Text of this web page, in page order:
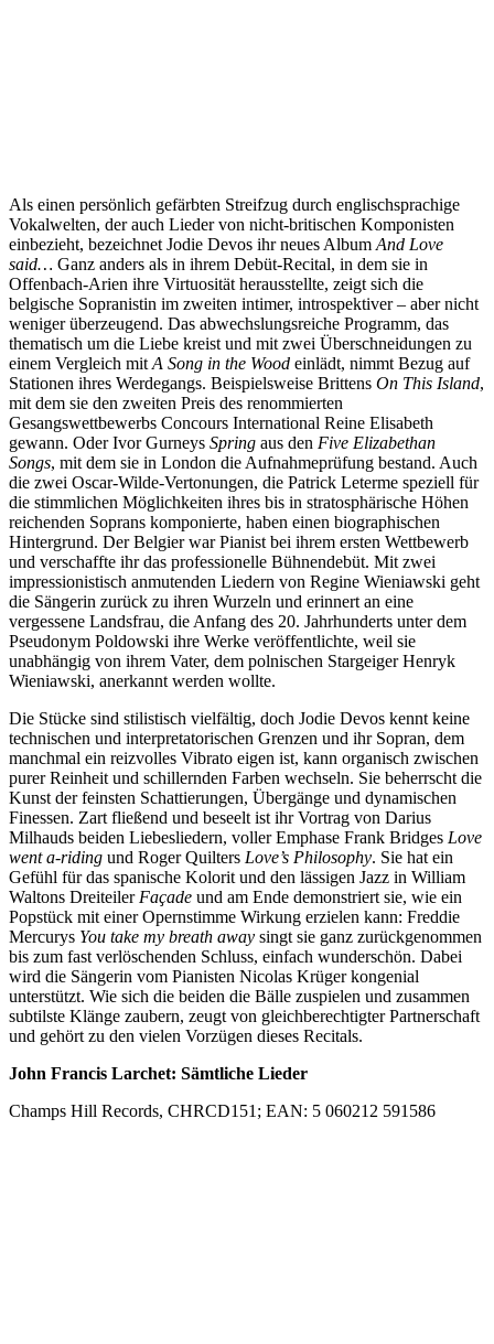
Als einen persönlich gefärbten Streifzug durch englischsprachige
Vokalwelten, der auch Lieder von nicht-britischen Komponisten
einbezieht, bezeichnet Jodie Devos ihr neues Album And Love
said… Ganz anders als in ihrem Debüt-Recital, in dem sie in
Offenbach-Arien ihre Virtuosität herausstellte, zeigt sich die
belgische Sopranistin im zweiten intimer, introspektiver – aber nicht
weniger überzeugend. Das abwechslungsreiche Programm, das
thematisch um die Liebe kreist und mit zwei Überschneidungen zu
einem Vergleich mit A Song in the Wood einlädt, nimmt Bezug auf
Stationen ihres Werdegangs. Beispielsweise Brittens On This Island,
mit dem sie den zweiten Preis des renommierten
Gesangswettbewerbs Concours International Reine Elisabeth
gewann. Oder Ivor Gurneys Spring aus den Five Elizabethan
Songs, mit dem sie in London die Aufnahmeprüfung bestand. Auch
die zwei Oscar-Wilde-Vertonungen, die Patrick Leterme speziell für
die stimmlichen Möglichkeiten ihres bis in stratosphärische Höhen
reichenden Soprans komponierte, haben einen biographischen
Hintergrund. Der Belgier war Pianist bei ihrem ersten Wettbewerb
und verschaffte ihr das professionelle Bühnendebüt. Mit zwei
impressionistisch anmutenden Liedern von Regine Wieniawski geht
die Sängerin zurück zu ihren Wurzeln und erinnert an eine
vergessene Landsfrau, die Anfang des 20. Jahrhunderts unter dem
Pseudonym Poldowski ihre Werke veröffentlichte, weil sie
unabhängig von ihrem Vater, dem polnischen Stargeiger Henryk
Wieniawski, anerkannt werden wollte.
Die Stücke sind stilistisch vielfältig, doch Jodie Devos kennt keine
technischen und interpretatorischen Grenzen und ihr Sopran, dem
manchmal ein reizvolles Vibrato eigen ist, kann organisch zwischen
purer Reinheit und schillernden Farben wechseln. Sie beherrscht die
Kunst der feinsten Schattierungen, Übergänge und dynamischen
Finessen. Zart fließend und beseelt ist ihr Vortrag von Darius
Milhauds beiden Liebesliedern, voller Emphase Frank Bridges Love
went a-riding und Roger Quilters Love’s Philosophy. Sie hat ein
Gefühl für das spanische Kolorit und den lässigen Jazz in William
Waltons Dreiteiler Faҫade und am Ende demonstriert sie, wie ein
Popstück mit einer Opernstimme Wirkung erzielen kann: Freddie
Mercurys You take my breath away singt sie ganz zurückgenommen
bis zum fast verlöschenden Schluss, einfach wunderschön. Dabei
wird die Sängerin vom Pianisten Nicolas Krüger kongenial
unterstützt. Wie sich die beiden die Bälle zuspielen und zusammen
subtilste Klänge zaubern, zeugt von gleichberechtigter Partnerschaft
und gehört zu den vielen Vorzügen dieses Recitals.
John Francis Larchet: Sämtliche Lieder
Champs Hill Records, CHRCD151; EAN: 5 060212 591586